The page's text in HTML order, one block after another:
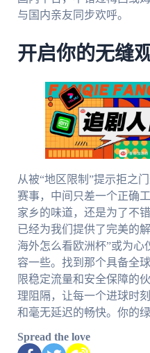
与国内亲友同步欢呼。
开启你的无缝
从被“地区限制”提示拒之
赛事，中间只差一个正确
家乡的味道，还是为了不
已经为我们提供了完美的
海外怎么看欧洲杯”或为心
容一些。找到那个具备全
限稳定流量和安全保障的
理阻隔，让每一个进球时
和毫无延迟的畅快。你的
Spread the love